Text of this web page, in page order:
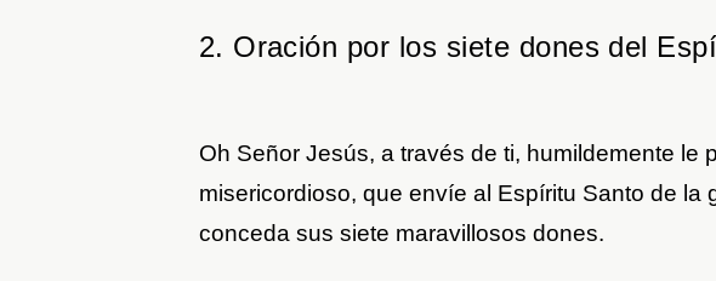
2. Oración por los siete dones del
Oh Señor Jesús, a través de ti, humildemente le
misericordioso, que envíe al Espíritu Santo de la
conceda sus siete maravillosos dones.